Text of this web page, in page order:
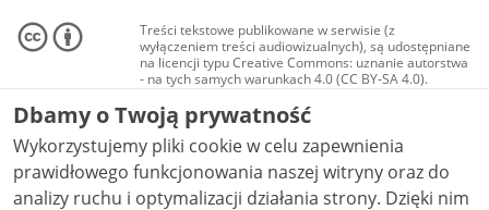
Treści tekstowe publikowane w serwisie (z
wyłączeniem treści audiowizualnych), są udostępniane
na licencji typu Creative Commons: uznanie autorstwa
- na tych samych warunkach 4.0 (CC BY-SA 4.0).
Materiały audiowizualne, w tym zdjęcia, materiały
audio i wideo, są udostępniane na licencji typu
Creative Commons: uznanie autorstwa użycie
niekomercyjne - bez utworów zależnych 4.0 (CC BY-
NC-ND 4.0), o ile nie jest to stwierdzone inaczej.
Dbamy o Twoją prywatność
Wykorzystujemy pliki cookie w celu zapewnienia
prawidłowego funkcjonowania naszej witryny oraz do
analizy ruchu i optymalizacji działania strony. Dzięki nim